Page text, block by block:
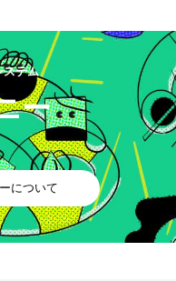
ステム
ー
について